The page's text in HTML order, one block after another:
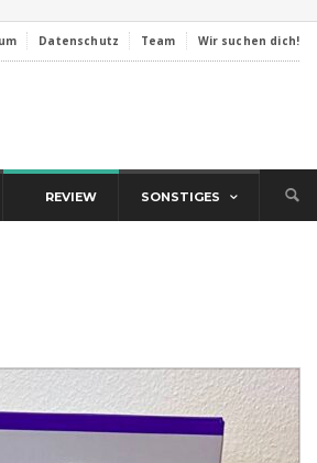
Datenschutz Team Wir suchen dich!
REVIEW SONSTIGES